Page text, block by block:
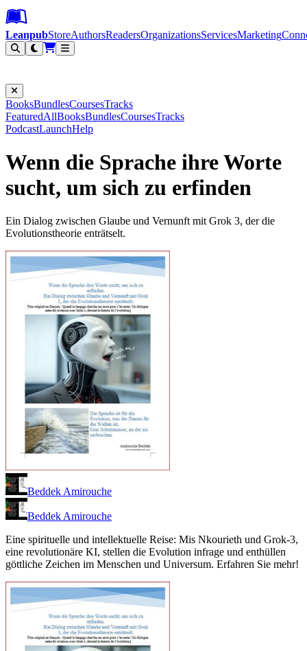
Leanpub Header
Leanpub Navigation
Skip to main content
Go to Leanpub.com
LeanpubStoreAuthorsReadersOrganizationsServicesMarketing
BooksBundlesCoursesTracks
FeaturedAllBooksBundlesCoursesTracks
PodcastLaunchHelp
Wenn die Sprache ihre Worte
sucht, um sich zu erfinden
Ein Dialog zwischen Glaube und Vernunft mit Grok 3, der die
Evolutionstheorie enträtselt.
Beddek Amirouche
Beddek Amirouche
Eine spirituelle und intellektuelle Reise: Mis Nkourieth und Grok-3,
eine revolutionäre KI, stellen die Evolution infrage und enthüllen
göttliche Zeichen im Menschen und Universum. Erfahren Sie mehr!